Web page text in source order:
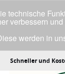
Schneller und
technische
verbessern
werden in
einverstanden